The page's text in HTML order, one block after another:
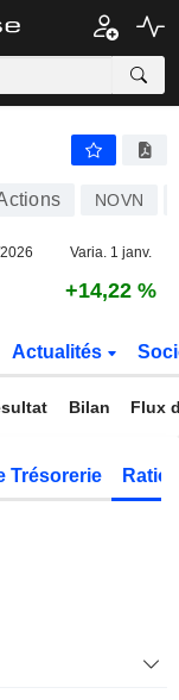
NOVN
Varia. 1 janv.
+14,22 %
Actualités
Bilan Flux
Trésorerie